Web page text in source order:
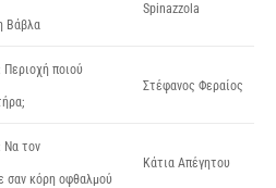
Βάβλα
Spinazzola
ποιού
Στέφανος Φεραίος
Να τον
σαν κόρη οφθαλμού
Κάτια Απέγητου